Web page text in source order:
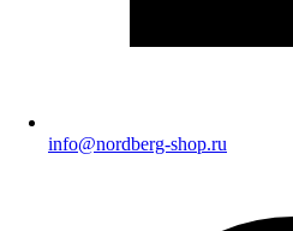
info@nordberg-shop.ru